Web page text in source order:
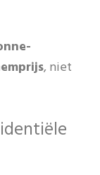
, niet